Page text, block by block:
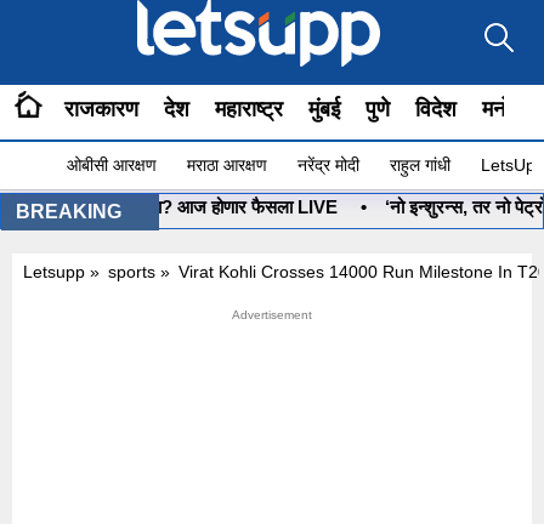
राजकारण देश महाराष्ट्र मुंबई पुणे विदेश
ओबीसी आरक्षण मराठा आरक्षण नरेंद्र मोदी राहुल गांधी
BREAKING
धनुष्यबाण कोणाचा? आज होणार फैसला LIVE • ‘नो इन्शुरन्स, तर नो
Letsupp » sports » Virat Kohli Crosses 14000 Run Milestone In